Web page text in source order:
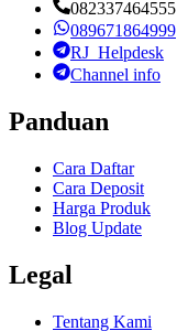
082337464555
089671864999
RJ_Helpdesk
Channel info
Panduan
Cara Daftar
Cara Deposit
Harga Produk
Blog Update
Legal
Tentang Kami